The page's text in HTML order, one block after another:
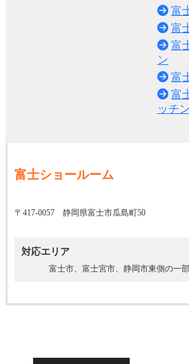
富
富
富
ン
富
富
ッチ
富士ショールーム
〒417-0057 静岡県富士市瓜島町50
対応エリア
富士市、富士宮市、静岡市東側の一